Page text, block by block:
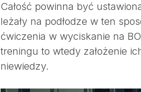
Całość powinna być
leżały na podłodze w ten
ćwiczenia w wyciskanie na
treningu to wtedy założenie
niewiedzy.